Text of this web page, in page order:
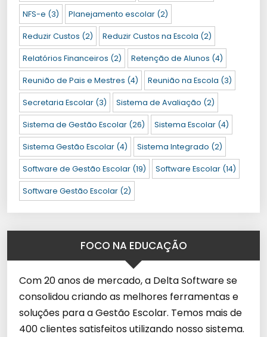
NFS-e (3) Planejamento escolar (2)
Reduzir Custos (2) Reduzir Custos na Escola (2)
Relatórios Financeiros (2) Retenção de Alunos (4)
Reunião de Pais e Mestres (4) Reunião na Escola (3)
Secretaria Escolar (3) Sistema de Avaliação (2)
Sistema de Gestão Escolar (26) Sistema Escolar (4)
Sistema Gestão Escolar (4) Sistema Integrado (2)
Software de Gestão Escolar (19) Software Escolar (14)
Software Gestão Escolar (2)
FOCO NA EDUCAÇÃO
Com 20 anos de mercado, a Delta Software se
consolidou criando as melhores ferramentas e
soluções para a Gestão Escolar. Temos mais de
400 clientes satisfeitos utilizando nosso sistema.